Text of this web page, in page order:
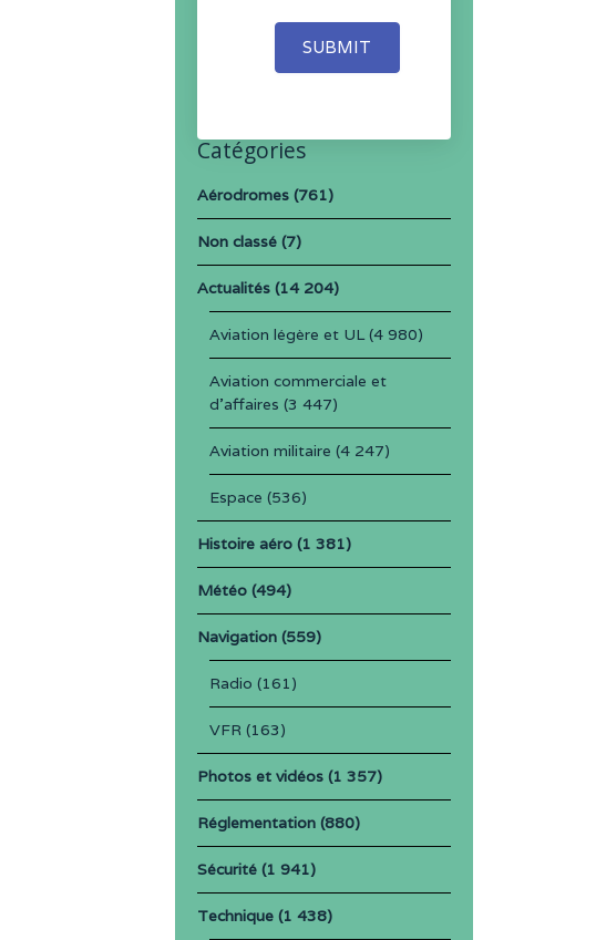
SUBMIT
Catégories
Aérodromes(761)
Non classé(7)
Actualités(14 204)
Aviation légère et UL(4 980)
Aviation commerciale et
d'affaires (3 447)
Aviation militaire (4 247)
Espace (536)
Histoire aéro(1 381)
Météo(494)
Navigation(559)
Radio (161)
VFR (163)
Photos et vidéos(1 357)
Réglementation(880)
Sécurité(1 941)
Technique(1 438)